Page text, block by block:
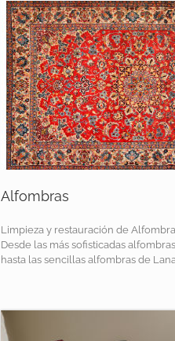
Alfombras
Limpieza y restauración de
Desde las más sofisticadas
hasta las sencillas alfombras de